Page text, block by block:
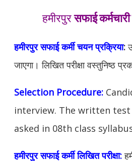
हमीरपुरसफाई
हमीरपुरसफाई कर्मी चयन प्रक्रिया:
जाएगा। लिखित परीक्षा वस्तुनिष्ठ
Selection Procedure:
interview. The written
asked in 08th class
हमीरपुरसफाई कर्मी लिखित परीक्षा: